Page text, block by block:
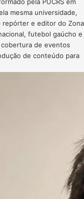
pela PUCRS em
mesma universidade,
repórter e editor do Zona
futebol gaúcho e
de eventos
de conteúdo para